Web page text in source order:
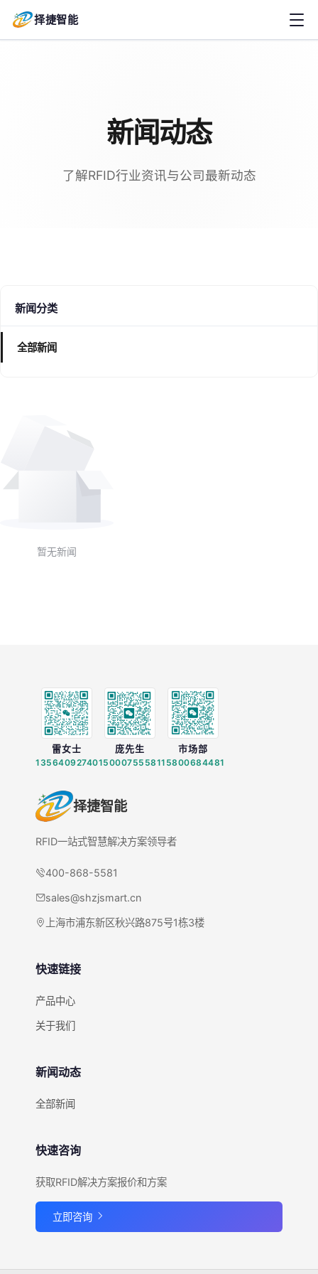
择捷智能
新闻动态
了解RFID行业资讯与公司最新动态
新闻分类
全部新闻
暂无新闻
雷女士
13564092740
庞先生
15000755581
市场部
15800684481
择捷智能
RFID一站式智慧解决方案领导者
400-868-5581
sales@shzjsmart.cn
上海市浦东新区秋兴路875号1栋3楼
快速链接
产品中心
关于我们
新闻动态
全部新闻
快速咨询
获取RFID解决方案报价和方案
立即咨询